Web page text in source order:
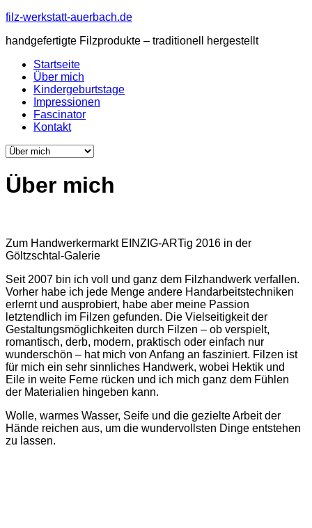
filz-werkstatt-auerbach.de
handgefertigte Filzprodukte – traditionell hergestellt
Startseite
Über mich
Kindergeburtstage
Impressionen
Fascinator
Kontakt
Über mich
Zum Handwerkermarkt EINZIG-ARTig 2016 in der
Göltzschtal-Galerie
Seit 2007 bin ich voll und ganz dem Filzhandwerk verfallen.
Vorher habe ich jede Menge andere Handarbeitstechniken
erlernt und ausprobiert, habe aber meine Passion
letztendlich im Filzen gefunden. Die Vielseitigkeit der
Gestaltungsmöglichkeiten durch Filzen – ob verspielt,
romantisch, derb, modern, praktisch oder einfach nur
wunderschön – hat mich von Anfang an fasziniert. Filzen ist
für mich ein sehr sinnliches Handwerk, wobei Hektik und
Eile in weite Ferne rücken und ich mich ganz dem Fühlen
der Materialien hingeben kann.
Wolle, warmes Wasser, Seife und die gezielte Arbeit der
Hände reichen aus, um die wundervollsten Dinge entstehen
zu lassen.